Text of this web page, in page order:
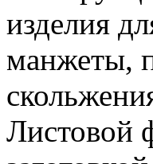
изделия
манжеты,
Листовой